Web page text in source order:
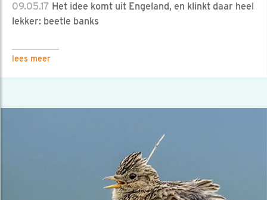
09.05.17 Het idee komt uit Engeland, en klinkt daar heel
lekker: beetle banks
lees meer